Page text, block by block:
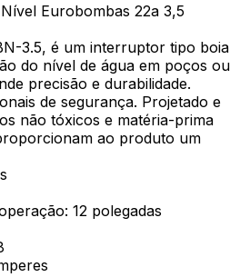
Eurobombas 22a 3,5
3.5, é um interruptor tipo boia
do nível de água em poços ou
precisão e durabilidade.
de segurança. Projetado e
não tóxicos e matéria-prima
ao produto um
12 polegadas